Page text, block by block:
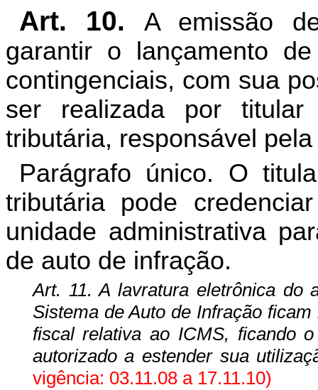
Art. 10.A emissão
garantir o lançamento
contingenciais, com sua
ser realizada por titular
tributária, responsável
Parágrafo único. O
tributária pode
unidade administrativa
de auto de infração.
Art. 11. A lavratura eletrônica do
Sistema de Auto de Infração
fiscal relativa ao ICMS, ficando
autorizado a estender sua
vigência: 03.11.08 a 17.11.10)